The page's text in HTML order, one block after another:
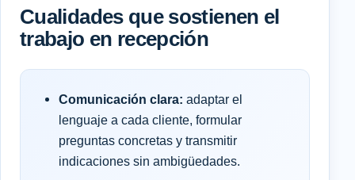
Cualidades que sostienen el
trabajo en recepción
Comunicación clara: adaptar el
lenguaje a cada cliente, formular
preguntas concretas y transmitir
indicaciones sin ambigüedades.